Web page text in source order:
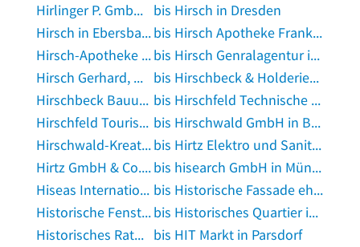
Hirlinger P. GmbH Malerbetrieb in Gomaringen
bis Hirsch in Dresden
Hirsch in Ebersbach an der Fils
bis Hirsch Apotheke Frank Ueckerseifer e.K. in Wissen, Sieg
Hirsch-Apotheke G + S Apotheken oHG Dr. D. Benz & S. Benz-Klemm Dr. Dieter Benz in Ulm, Donau
bis Hirsch Genralagentur in Stadthagen
Hirsch Gerhard, Nachfolger in München
bis Hirschbeck & Holderied Baubetreuung- Bauträger GmbH in Kissing
Hirschbeck Bauunternehmung GmbH in Bonndorf im Schwarzwald
bis Hirschfeld Technische Gebäudeplanung in Wismar, Mecklenburg
Hirschfeld Touristik Event GmbH & Co. KG in Erfurt
bis Hirschwald GmbH in Berlin
Hirschwald-Kreationen in Rieden, Oberpfalz
bis Hirtz Elektro und Sanitär GmbH in Wadgassen
Hirtz GmbH & Co.KG Gabelstapler und Lagertechnik in Philippsburg, Baden
bis hisearch GmbH in München
Hiseas International GmbH in Hamburg
bis Historische Fassade ehemaliger Pumpen Fabrik in Schwäbisch Gmünd
Historische Fenster GmbH in Flöha
bis Historisches Quartier in Altenkirchen, Westerwald
Historisches Rathaus in Groß-Gerau bis HIT Markt in Parsdorf